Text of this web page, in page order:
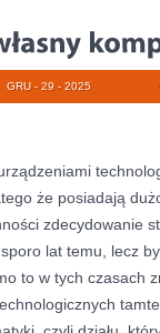
GRU - 29 - 2025
że posiadają
zdecydowanie
lat temu, lecz
to w tych czasach